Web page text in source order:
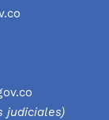
judiciales)